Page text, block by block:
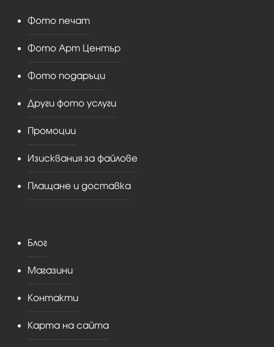
Фото печат
Фото Арт Център
Фото подаръци
Други фото услуги
Промоции
Изисквания за файлове
Плащане и доставка
Блог
Магазини
Контакти
Карта на сайта